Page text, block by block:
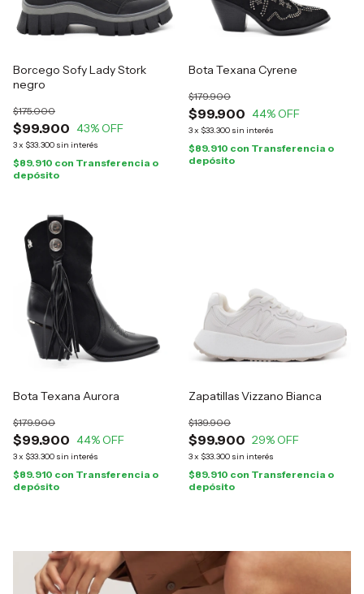
Borcego Sofy Lady Stork
negro
$99.900
$175.000
43% OFF
3x $33.300 sin interés
$89.910 con Transferencia o
depósito
Bota Texana Cyrene
$99.900
$179.900
44% OFF
3x $33.300 sin interés
$89.910 con Transferencia o
depósito
Bota Texana Aurora
$99.900
$179.900
44% OFF
3x $33.300 sin interés
$89.910 con Transferencia o
depósito
Zapatillas Vizzano Bianca
$99.900
$139.900
29% OFF
3x $33.300 sin interés
$89.910 con Transferencia o
depósito